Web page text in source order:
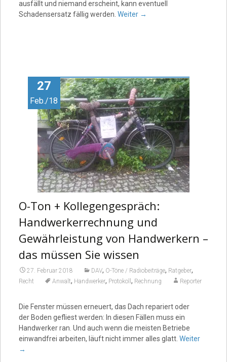
ausfällt und niemand erscheint, kann eventuell
Schadensersatz fällig werden. Weiter →
27
Feb./18
O-Ton + Kollegengespräch:
Handwerkerrechnung und
Gewährleistung von Handwerkern –
das müssen Sie wissen
27. Februar 2018 DAV, O-Töne / Radiobeiträge, Ratgeber,
Recht Anwalt, Handwerker, Protokoll , Rechnung Reporter
Die Fenster müssen erneuert, das Dach repariert oder
der Boden gefliest werden: In diesen Fällen muss ein
Handwerker ran. Und auch wenn die meisten Betriebe
einwandfrei arbeiten, läuft nicht immer alles glatt. Weiter
→